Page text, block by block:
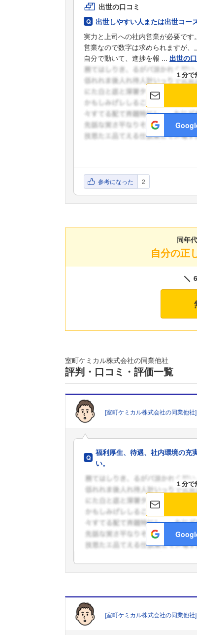
出世の口コミ
出世しやすい人または出世コー
実力と上司への社内営業が必要です。
営業なので数字は求められますが、
自分で動いて、進捗を報 ... 出世の
１分
参考になった 2
同年
自分の正
室町ケミカル株式会社の同業他社
評判・口コミ・評価一覧
[室町ケミカル株式会社の同業他社]
福利厚生、待遇、社内環境の充
い。
１分
[室町ケミカル株式会社の同業他社]